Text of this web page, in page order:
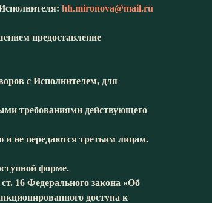
hh.mironova@mail.ru
предоставление
с Исполнителем, для
требованиями действующего
не передаются третьим лицам.
форме.
16 Федерального закона «Об
доступа к